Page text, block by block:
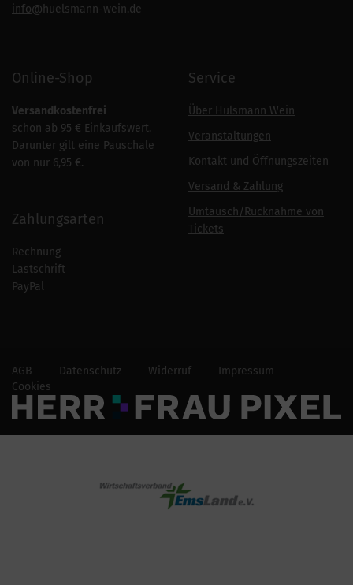
info@huelsmann-wein.de
Online-Shop
Versandkostenfrei
schon ab 95 € Einkaufswert.
Darunter gilt eine Pauschale
von nur 6,95 €.
Zahlungsarten
Rechnung
Lastschrift
PayPal
Service
Über Hülsmann Wein
Veranstaltungen
Kontakt und Öffnungszeiten
Versand & Zahlung
Umtausch/Rücknahme von
Tickets
AGB Datenschutz Widerruf
Impressum
Cookies